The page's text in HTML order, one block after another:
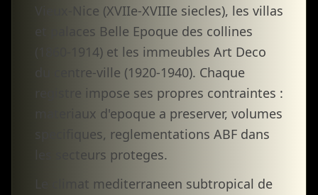
Vieux-Nice (XVIIe-XVIIIe siecles), les villas
et palaces Belle Epoque des collines
(1860-1914) et les immeubles Art Deco
du centre-ville (1920-1940). Chaque
registre impose ses propres contraintes :
materiaux d'epoque a preserver, volumes
specifiques, reglementations ABF dans
les secteurs proteges.
Le climat mediterraneen subtropical de